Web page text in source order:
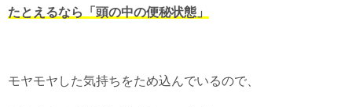
たとえるなら「頭の中の便秘状態」
モヤモヤした気持ちをため込んでいるので、